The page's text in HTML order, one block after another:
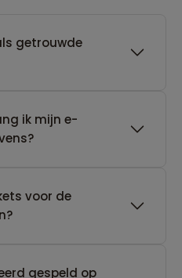
getrouwde
ik mijn e-
voor de
gespeld op